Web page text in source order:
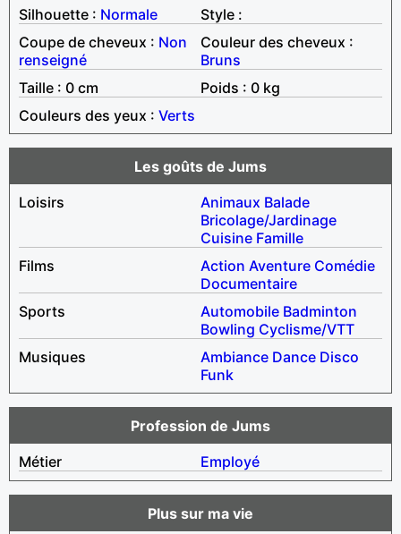
Silhouette : Normale
Style :
Coupe de cheveux : Non
renseigné
Couleur des cheveux :
Bruns
Taille : 0 cm
Poids : 0 kg
Couleurs des yeux : Verts
Les goûts de Jums
Loisirs
Animaux Balade
Bricolage/Jardinage
Cuisine Famille
Films
Action Aventure Comédie
Documentaire
Sports
Automobile Badminton
Bowling Cyclisme/VTT
Musiques
Ambiance Dance Disco
Funk
Profession de Jums
Métier
Employé
Plus sur ma vie